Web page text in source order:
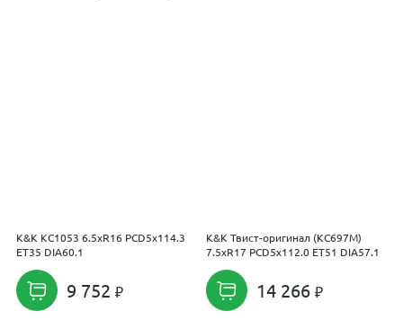
K&K КС1053 6.5xR16 PCD5x114.3
ET35 DIA60.1
9 752
K&K Твист-оригинал (КС697М)
7.5xR17 PCD5x112.0 ET51 DIA57.1
14 266